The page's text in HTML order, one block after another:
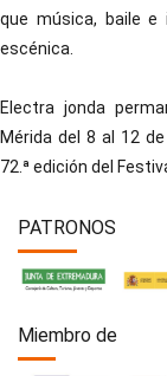
que música, baile e
escénica.
Electra jonda
Mérida del 8 al 12
72.ª edición del
PATRONOS
Miembro de